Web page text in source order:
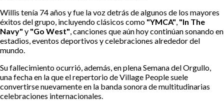
Willis tenía 74 años y fue la voz detrás de algunos de los mayores
éxitos del grupo, incluyendo clásicos como "YMCA", "In The
Navy" y "Go West", canciones que aún hoy continúan sonando en
estadios, eventos deportivos y celebraciones alrededor del
mundo.
Su fallecimiento ocurrió, además, en plena Semana del Orgullo,
una fecha en la que el repertorio de Village People suele
convertirse nuevamente en la banda sonora de multitudinarias
celebraciones internacionales.